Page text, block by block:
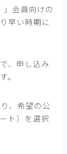
会員向けの
早い時期に
、申し込み
。
、希望の公
ト）を選択